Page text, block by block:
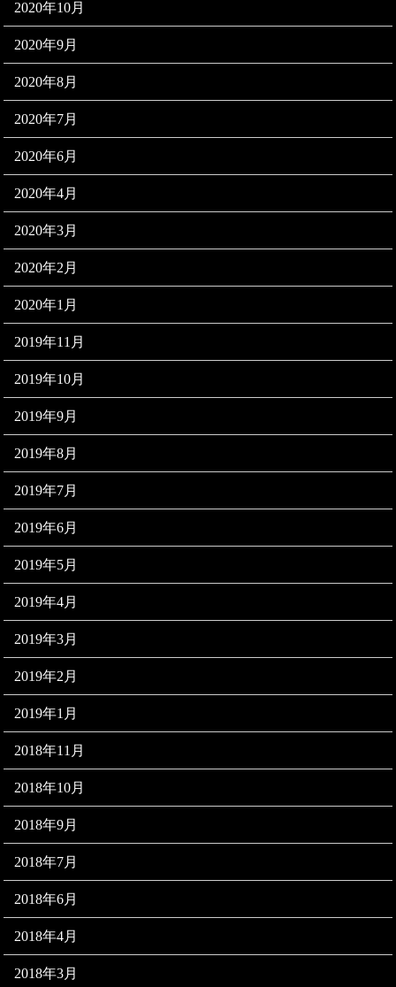
2020年10月
2020年9月
2020年8月
2020年7月
2020年6月
2020年4月
2020年3月
2020年2月
2020年1月
2019年11月
2019年10月
2019年9月
2019年8月
2019年7月
2019年6月
2019年5月
2019年4月
2019年3月
2019年2月
2019年1月
2018年11月
2018年10月
2018年9月
2018年7月
2018年6月
2018年4月
2018年3月